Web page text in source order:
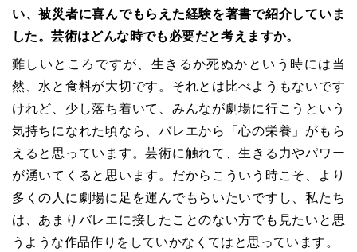
い、被災者に喜んでもらえた経験を著書で紹介していま
した。芸術はどんな時でも必要だと考えますか。
難しいところですが、生きるか死ぬかという時には当
然、水と食料が大切です。それとは比べようもないです
けれど、少し落ち着いて、みんなが劇場に行こうという
気持ちになれた頃なら、バレエから「心の栄養」がもら
えると思っています。芸術に触れて、生きる力やパワー
が湧いてくると思います。だからこういう時こそ、より
多くの人に劇場に足を運んでもらいたいですし、私たち
は、あまりバレエに接したことのない方でも見たいと思
うような作品作りをしていかなくてはと思っています。